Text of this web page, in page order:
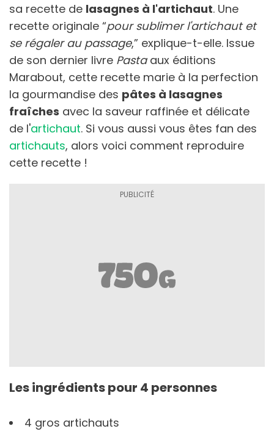
sa recette de lasagnes à l'artichaut. Une
recette originale “pour sublimer l'artichaut et
se régaler au passage,” explique-t-elle. Issue
de son dernier livre Pastaaux éditions
Marabout, cette recette marie à la perfection
la gourmandise des pâtes à lasagnes
fraîches avec la saveur raffinée et délicate
de l'artichaut. Si vous aussi vous êtes fan des
artichauts, alors voici comment reproduire
cette recette !
Les ingrédients pour 4 personnes
4 gros artichauts